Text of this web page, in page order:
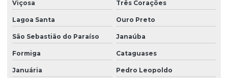
Radio controle para ponte rolante
Reforma de caminho de rolamento
Reforma de ponte rolante
Reforma de ponte rolante em am
Viçosa Três Corações
Lagoa Santa Ouro Preto
São Sebastião do Paraíso Janaúba
Formiga Cataguases
Januária Pedro Leopoldo